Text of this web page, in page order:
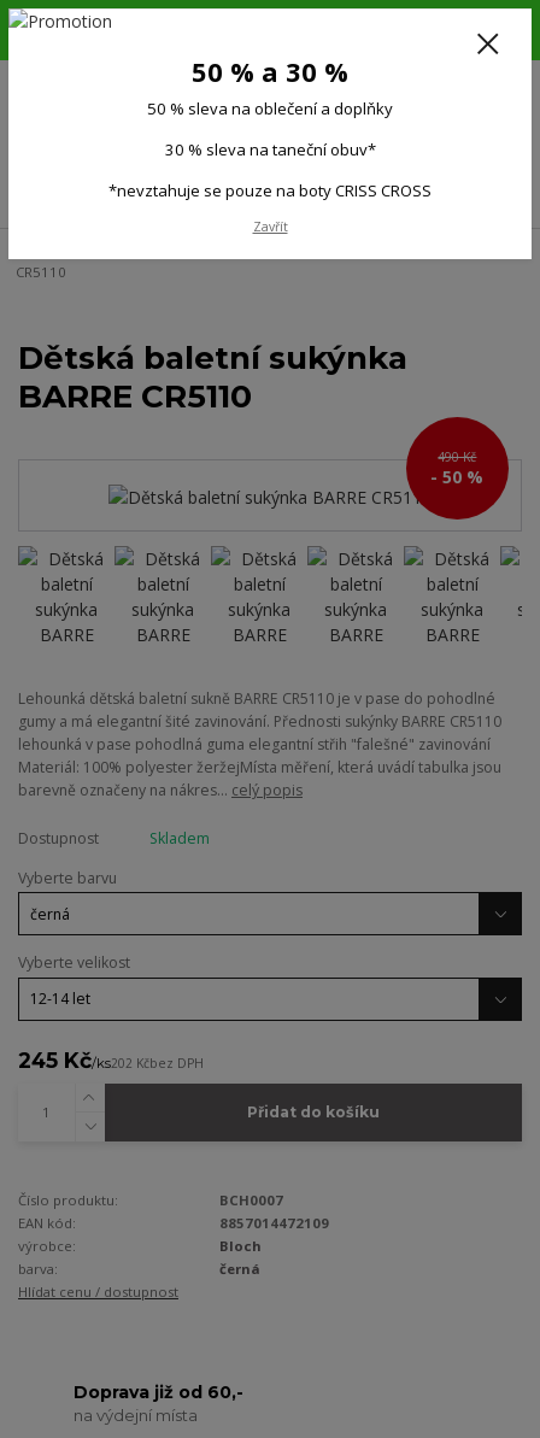
6.-16.8.26. DOVOLENÁ !!! 50 % SLEVA na všechno oblečení a doplňky !!!
(Po-Pá 9:00-15.00)
CR5110
Dětská baletní sukýnka
BARRE CR5110
490 Kč
- 50 %
Lehounká dětská baletní sukně BARRE CR5110 je v pase do pohodlné
gumy a má elegantní šité zavinování. Přednosti sukýnky BARRE CR5110
lehounká v pase pohodlná guma elegantní střih "falešné" zavinování
Materiál: 100% polyester žeržejMísta měření, která uvádí tabulka jsou
barevně označeny na nákres... celý popis
Dostupnost
Skladem
Vyberte barvu
Vyberte velikost
245 Kč/ks202 Kčbez DPH
Přidat do košíku
Číslo produktu:
BCH0007
EAN kód:
8857014472109
výrobce:
Bloch
barva:
černá
Hlídat cenu / dostupnost
Doprava již od 60,-
na výdejní místa
50 % a 30 %
50 % sleva na oblečení a doplňky
30 % sleva na taneční obuv*
*nevztahuje se pouze na boty CRISS CROSS
Zavřít